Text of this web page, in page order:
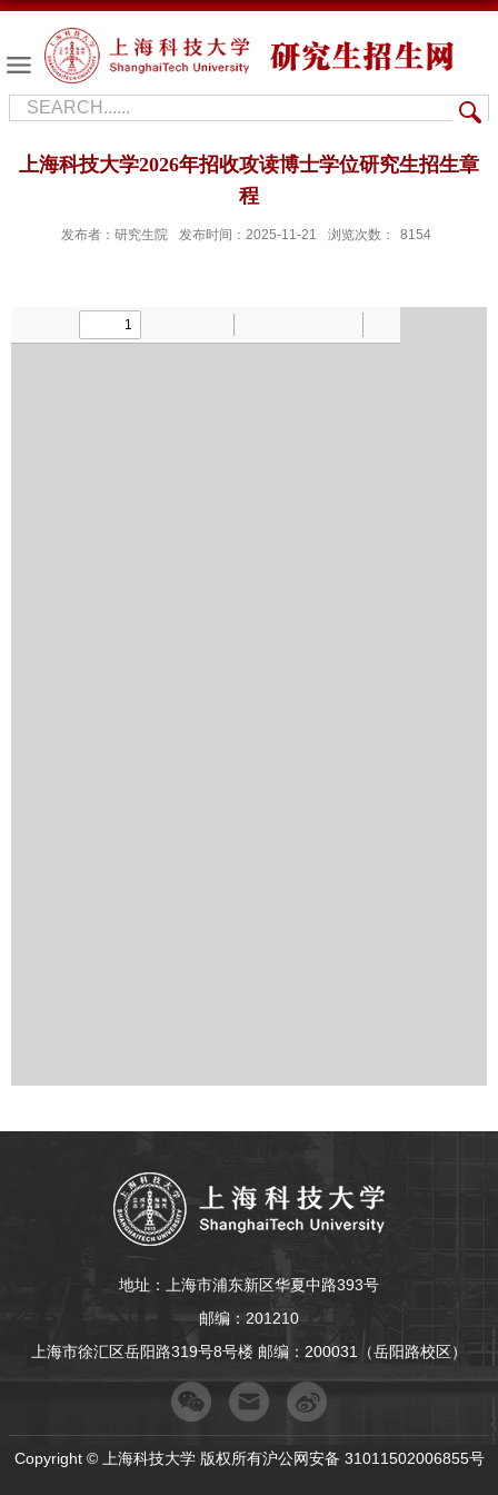
上海科技大学2026年招收攻读博士学位研究生招生章
程
发布者：研究生院 发布时间：2025-11-21 浏览次数： 8154
地址：上海市浦东新区华夏中路393号
邮编：201210
上海市徐汇区岳阳路319号8号楼 邮编：200031（岳阳路校区）
Copyright © 上海科技大学 版权所有沪公网安备 31011502006855号